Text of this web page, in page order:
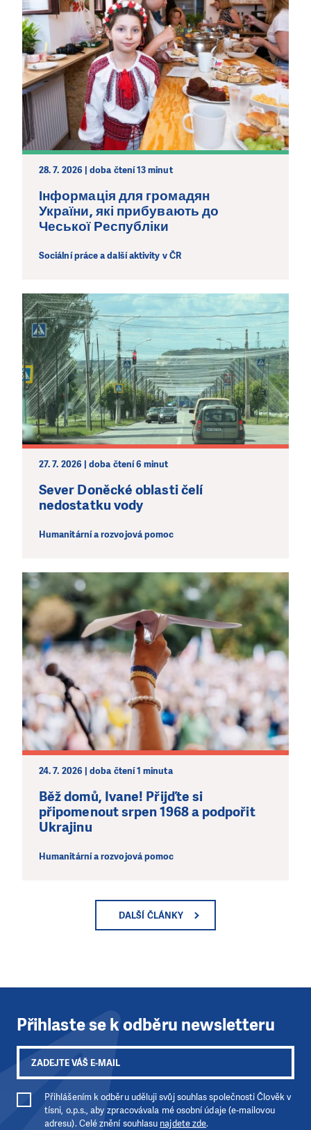
28. 7. 2026 | doba čtení 13 minut
Інформація для громадян
України, які прибувають до
Чеської Республіки
Sociální práce a další aktivity v ČR
27. 7. 2026 | doba čtení 6 minut
Sever Doněcké oblasti čelí
nedostatku vody
Humanitární a rozvojová pomoc
24. 7. 2026 | doba čtení 1 minuta
Běž domů, Ivane! Přijďte si
připomenout srpen 1968 a podpořit
Ukrajinu
Humanitární a rozvojová pomoc
DALŠÍ ČLÁNKY
LÍBÍ SE VÁM, CO DĚLÁME?
PODPOŘTE NÁS!
Abychom mohli pomáhat smysluplně, neobejdeme se
bez Vaší podpory. Ať už se nám rozhodnete pomoci
jedním darem nebo se stanete pravidelným dárcem
Klubu přátel, Vaše dary nám umožní pomoci vždy tam,
kde je to nejvíce potřeba.
Přihlaste se k odběru newsletteru
Přihlášením k odběru uděluji svůj souhlas společnosti Člověk v
tísni, o.p.s., aby zpracovávala mé osobní údaje (e-mailovou
adresu). Celé znění souhlasu najdete zde.